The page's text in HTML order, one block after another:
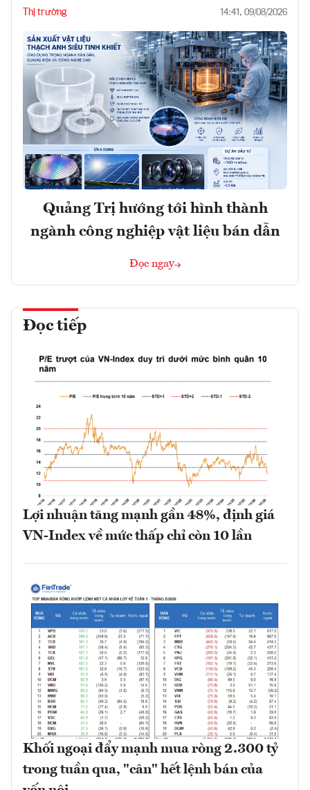
Thị trường 14:41, 09/08/2026
Quảng Trị hướng tới hình thành
ngành công nghiệp vật liệu bán dẫn
Đọc ngay
Đọc tiếp
Lợi nhuận tăng mạnh gần 48%, định giá
VN-Index về mức thấp chỉ còn 10 lần
Khối ngoại đẩy mạnh mua ròng 2.300 tỷ
trong tuần qua, "cân" hết lệnh bán của